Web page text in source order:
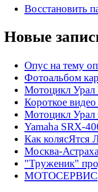
Восстановить
Новые
Опус на тему
Фотоальбом
Мотоцикл Урал
Короткое
Мотоцикл Урал
Yamaha SRX-
Как колясЯтся
Москва-
"Труженик"
МОТОСЕРВИС